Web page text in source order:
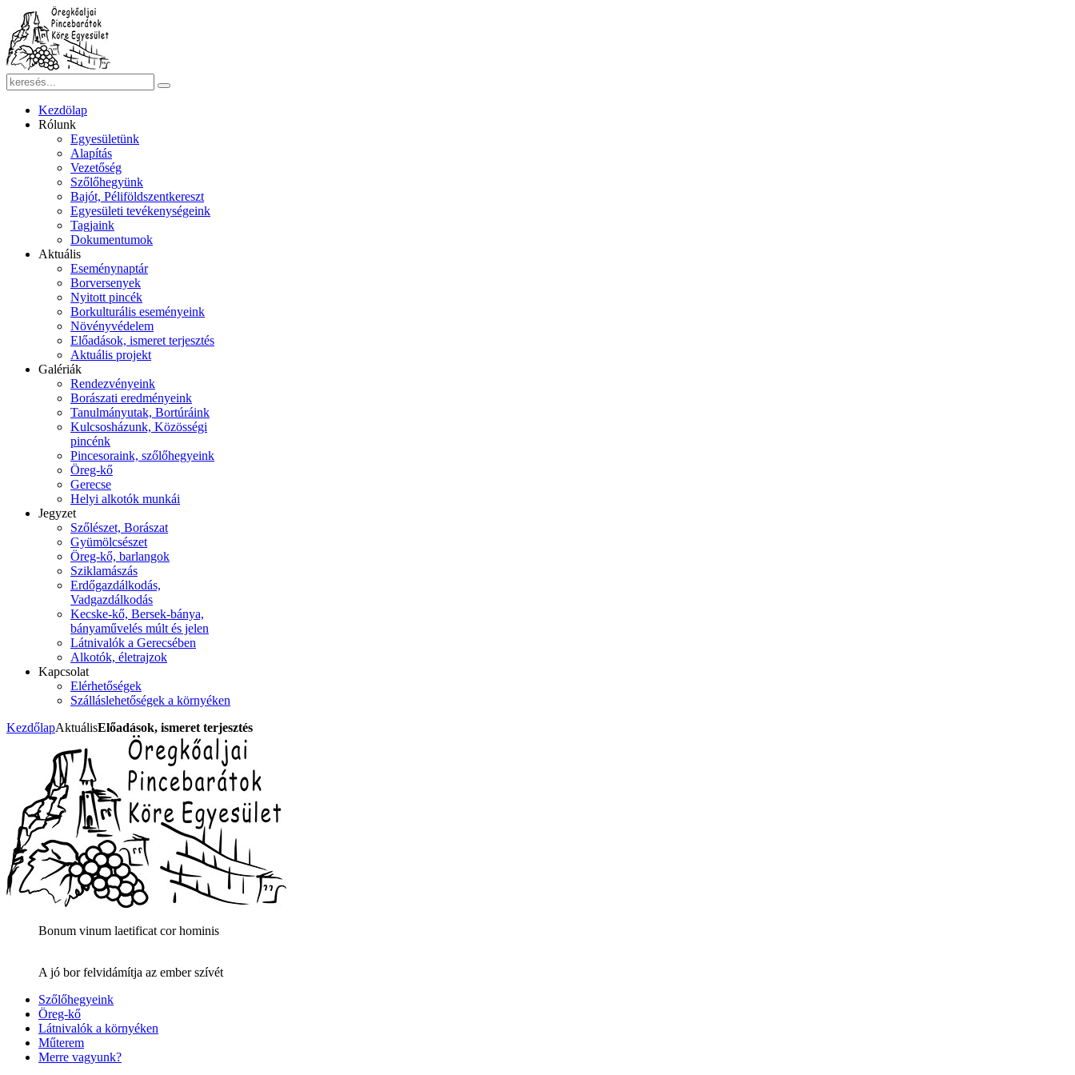
Kezdölap
Rólunk
Egyesületünk
Alapítás
Vezetőség
Szőlőhegyünk
Bajót, Péliföldszentkereszt
Egyesületi tevékenységeink
Tagjaink
Dokumentumok
Aktuális
Eseménynaptár
Borversenyek
Nyitott pincék
Borkulturális eseményeink
Növényvédelem
Előadások, ismeret terjesztés
Aktuális projekt
Galériák
Rendezvényeink
Borászati eredményeink
Tanulmányutak, Bortúráink
Kulcsosházunk, Közösségi
pincénk
Pincesoraink, szőlőhegyeink
Öreg-kő
Gerecse
Helyi alkotók munkái
Jegyzet
Szőlészet, Borászat
Gyümölcsészet
Öreg-kő, barlangok
Sziklamászás
Erdőgazdálkodás,
Vadgazdálkodás
Kecske-kő, Bersek-bánya,
bányaművelés múlt és jelen
Látnivalók a Gerecsében
Alkotók, életrajzok
Kapcsolat
Elérhetőségek
Szálláslehetőségek a környéken
KezdőlapAktuálisElőadások, ismeret terjesztés
Bonum vinum laetificat cor hominis
A jó bor felvidámítja az ember szívét
Szőlőhegyeink
Öreg-kő
Látnivalók a környéken
Műterem
Merre vagyunk?